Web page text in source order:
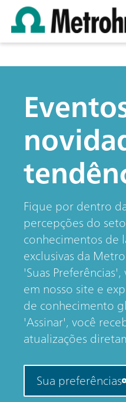
Fique por dentro
percepções do
conhecimentos de
exclusivas da
'Suas
em nosso site e
de conhecimento
'Assinar', você
atualizações
Sua preferências